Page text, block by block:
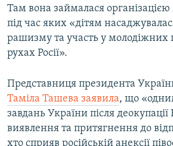
Там вона займалася організацією
під час яких «дітям
рашизму та участь у молодіжних
рухах Росії».
Представниця президента
Таміла Ташева заявила, що
завдань України після
виявлення та притягнення до
хто сприяв російській анексії